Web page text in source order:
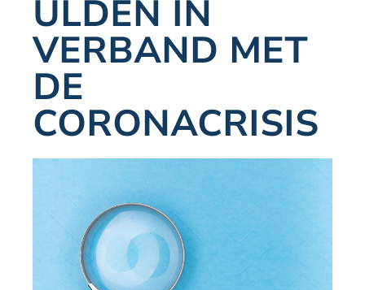
ULDEN IN
VERBAND MET
DE
CORONACRISIS